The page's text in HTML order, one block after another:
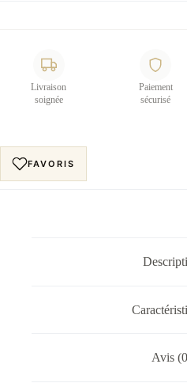
Livraison
soignée
Paiement
sécurisé
FAVORIS
Avis